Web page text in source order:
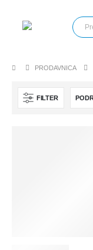
PRODAVNICA
FILTER